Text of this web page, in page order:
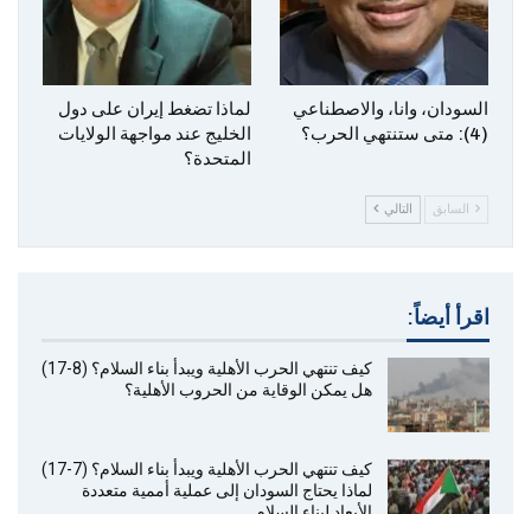
‎السودان، وانا، والاصطناعي
(4): متى ستنتهي الحرب؟
لماذا تضغط إيران على دول
الخليج عند مواجهة الولايات
المتحدة؟
السابق التالي
اقرأ أيضاً:
كيف تنتهي الحرب الأهلية ويبدأ بناء السلام؟ (8-17)
هل يمكن الوقاية من الحروب الأهلية؟
كيف تنتهي الحرب الأهلية ويبدأ بناء السلام؟ (7-17)
لماذا يحتاج السودان إلى عملية أممية متعددة